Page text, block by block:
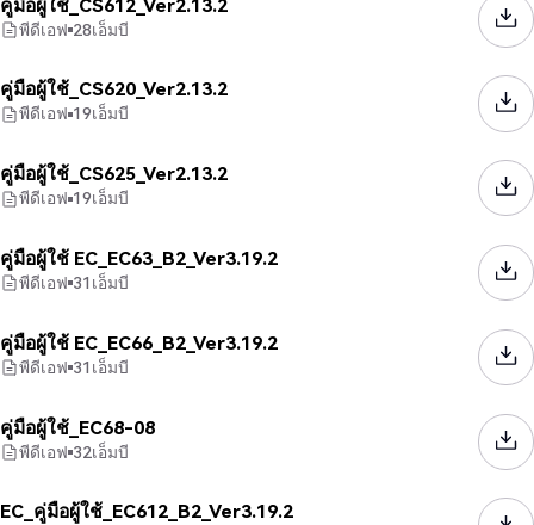
คู่มือผู้ใช้_CS612_Ver2.13.2
พีดีเอฟ 28เอ็มบี
คู่มือผู้ใช้_CS620_Ver2.13.2
พีดีเอฟ 19เอ็มบี
คู่มือผู้ใช้_CS625_Ver2.13.2
พีดีเอฟ 19เอ็มบี
คู่มือผู้ใช้ EC_EC63_B2_Ver3.19.2
พีดีเอฟ 31เอ็มบี
คู่มือผู้ใช้ EC_EC66_B2_Ver3.19.2
พีดีเอฟ 31เอ็มบี
คู่มือผู้ใช้_EC68-08
พีดีเอฟ 32เอ็มบี
EC_คู่มือผู้ใช้_EC612_B2_Ver3.19.2